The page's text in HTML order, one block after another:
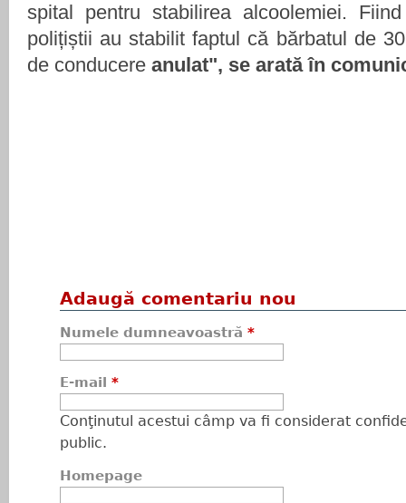
spital pentru stabilirea alcoolemiei.
polițiștii au stabilit faptul că bărbatul de
de conducere anulat", se arată în
Adaugă comentariu nou
Numele dumneavoastră *
E-mail *
Conţinutul acestui câmp va fi considerat
public.
Homepage